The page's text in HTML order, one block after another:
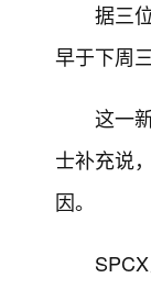
据三
早于下周
这一
士补充说
因。